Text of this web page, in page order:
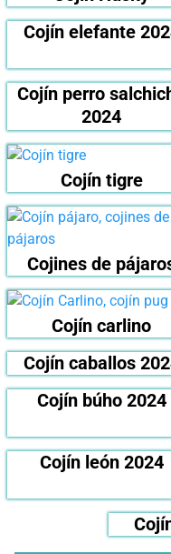
Cojín elefante
Cojín perro
2024
Cojín tigre
Cojines de
Cojín carlino
Cojín caballos
Cojín búho 2024
Cojín león 2024